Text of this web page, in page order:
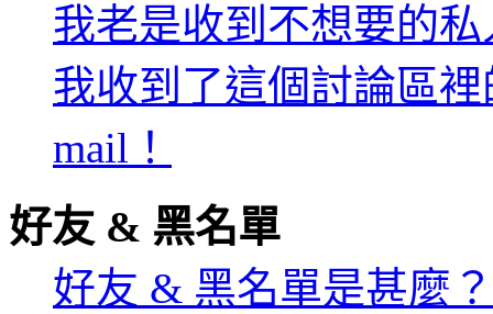
我老是收到不想要的
我收到了這個討論區
mail！
好友 & 黑名單
好友 & 黑名單是甚麼？